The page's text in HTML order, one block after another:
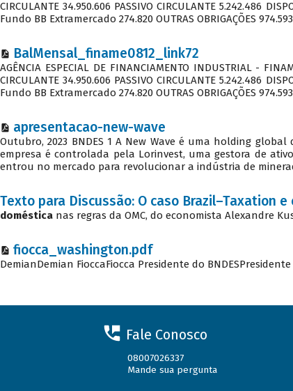
Fale Conosco
08007026337
Mande sua pergunta